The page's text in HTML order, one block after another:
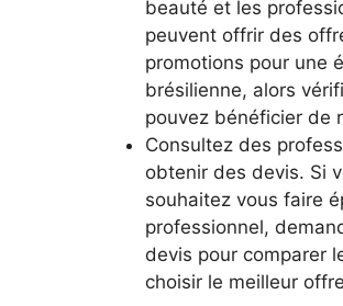
beauté et les
peuvent offrir des
promotions pour une
brésilienne, alors
pouvez bénéficier de
Consultez des
obtenir des devis. Si
souhaitez vous faire
professionnel,
devis pour comparer
choisir le meilleur